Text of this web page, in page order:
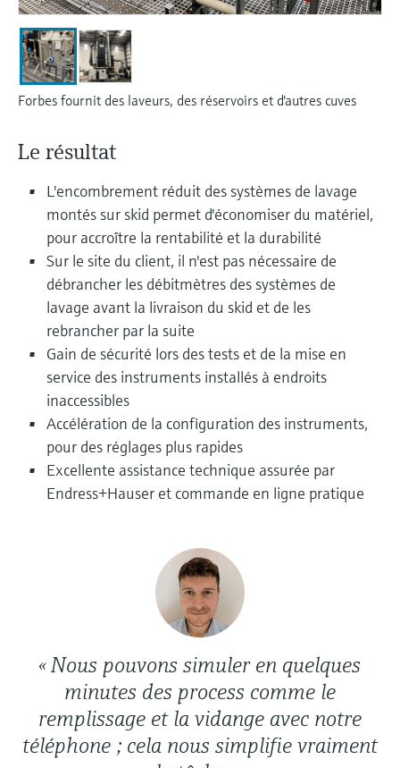
l'application
Device Viewer
Trouver des informations et de la
documentation spécifiques à un produit
Recherche de pièces détachées
Trouvez la bonne pièce de rechange en
accédez aux données spécifiques, vues
éclatées et notices de montage des appareils
pour un remplacement/réparation rapide.
Mesure du niveau par barrière à
micro-ondes
Mesure du niveau par la pression
Voir tous
Analyseurs de dureté, fer, etc.
Photomètres de process
Mesure par transmission de micro-
Voir tous
décisionnels
Forbes fournit des laveurs, des réservoirs et d'autres cuves
Le résultat
L'encombrement réduit des systèmes de lavage
montés sur skid permet d'économiser du matériel,
pour accroître la rentabilité et la durabilité
Sur le site du client, il n'est pas nécessaire de
débrancher les débitmètres des systèmes de
lavage avant la livraison du skid et de les
rebrancher par la suite
Gain de sécurité lors des tests et de la mise en
service des instruments installés à endroits
inaccessibles
Accélération de la configuration des instruments,
pour des réglages plus rapides
Excellente assistance technique assurée par
Endress+Hauser et commande en ligne pratique
« Nous pouvons simuler en quelques
minutes des process comme le
remplissage et la vidange avec notre
téléphone ; cela nous simplifie vraiment